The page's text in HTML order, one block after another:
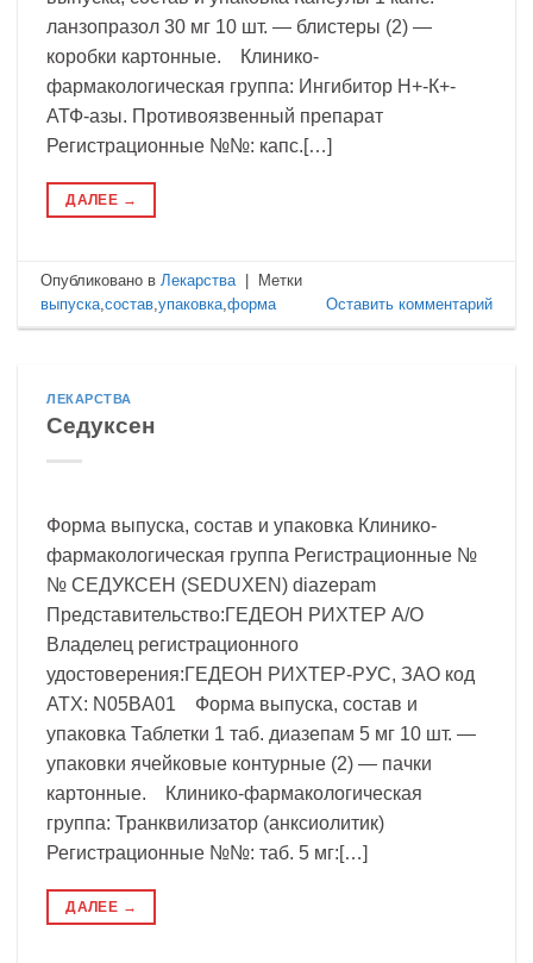
ланзопразол 30 мг 10 шт. — блистеры (2) —
коробки картонные. Клинико-
фармакологическая группа: Ингибитор Н+-К+-
АТФ-азы. Противоязвенный препарат
Регистрационные №№: капс.[…]
ДАЛЕЕ →
Опубликовано вЛекарства
Метки
выпуска,состав,упаковка,форма Оставить комментарий
ЛЕКАРСТВА
Седуксен
Форма выпуска, состав и упаковка Клинико-
фармакологическая группа Регистрационные №
№ СЕДУКСЕН (SEDUXEN) diazepam
Представительство:ГЕДЕОН РИХТЕР А/О
Владелец регистрационного
удостоверения:ГЕДЕОН РИХТЕР-РУС, ЗАО код
ATX: N05BA01 Форма выпуска, состав и
упаковка Таблетки 1 таб. диазепам 5 мг 10 шт. —
упаковки ячейковые контурные (2) — пачки
картонные. Клинико-фармакологическая
группа: Транквилизатор (анксиолитик)
Регистрационные №№: таб. 5 мг:[…]
ДАЛЕЕ →